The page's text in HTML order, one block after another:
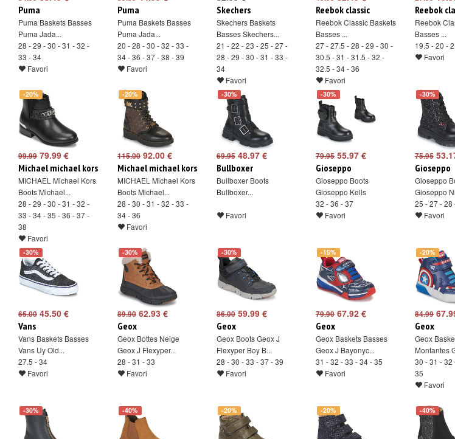
Puma
Puma Baskets Basses
Puma Jada...
28 - 29 - 30 - 31 - 32 -
33 - 34
Favori
Puma
Puma Baskets Basses
Puma Jada...
20 - 28 - 30 - 32 - 33 -
34 - 36 - 37 - 38 - 39
Favori
Skechers
Skechers Baskets
Basses Skechers...
21 - 22 - 23 - 25 - 27 -
28 - 29 - 30 - 31 - 33 -
34
Favori
Reebok classic
Reebok Classic Baskets
Basses ...
27 - 27.5 - 28 - 29 - 30 -
30.5 - 31 - 31.5 - 32 -
32.5 - 34 - 36
Favori
Reebok
Reebok
Basses ...
19.5 - 20 -
Favori
-20%
99.99 79.99 €
Michael michael kors
MICHAEL Michael Kors
Boots Michael...
28 - 29 - 30 - 31 - 32 -
33 - 34 - 35 - 36 - 37 -
38
Favori
-20%
115.00 92.00 €
Michael michael kors
MICHAEL Michael Kors
Boots Michael...
28 - 30 - 31 - 32 - 33 -
34 - 36
Favori
-30%
69.95 48.97 €
Bullboxer
Bullboxer Boots
Bullboxer...
Favori
-30%
79.95 55.97 €
Gioseppo
Gioseppo Boots
Gioseppo Kells
32 - 36 - 37
Favori
-30%
75.95
Gioseppo
Gioseppo
Gioseppo
25 - 27 - 28
Favori
-30%
65.00 45.50 €
Vans
Vans Baskets Basses
Vans Uy Old...
27.5 - 34
Favori
-30%
89.90 62.93 €
Geox
Geox Bottes Neige
Geox J Flexyper...
28 - 31 - 33
Favori
-30%
86.00 59.99 €
Geox
Geox Boots Geox J
Flexyper Boy B...
28 - 30 - 33 - 37 - 39
Favori
-15%
79.90 67.92 €
Geox
Geox Baskets Basses
Geox J Bayonyc...
31 - 32 - 33 - 34 - 35
Favori
-20%
84.99
Geox
Geox
Montantes
30 - 31 - 32
35
Favori
-30% -40% -20% -20% -40%